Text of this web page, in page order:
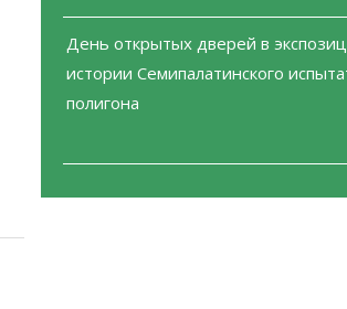
День открытых дверей в
истории Семипалатинского
полигона